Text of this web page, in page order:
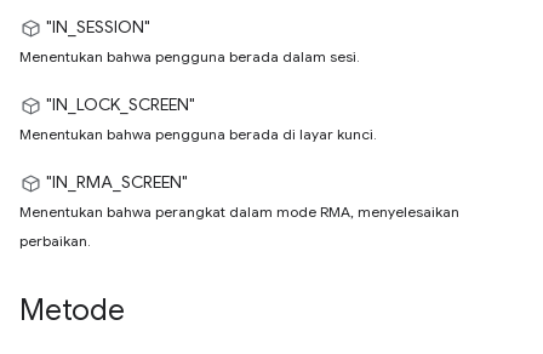
"IN_SESSION"
Menentukan bahwa pengguna berada dalam sesi.
"IN_LOCK_SCREEN"
Menentukan bahwa pengguna berada di layar kunci.
"IN_RMA_SCREEN"
Menentukan bahwa perangkat dalam mode RMA, menyelesaikan
perbaikan.
Metode